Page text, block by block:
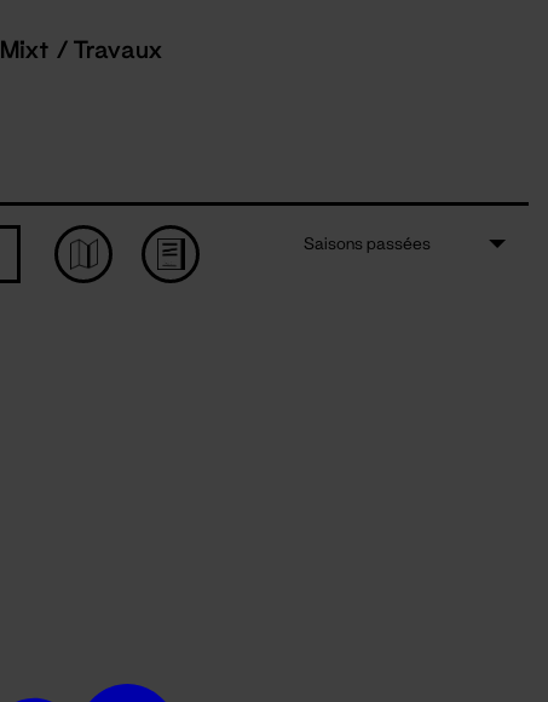
Mixt / Travaux
Saisons passées